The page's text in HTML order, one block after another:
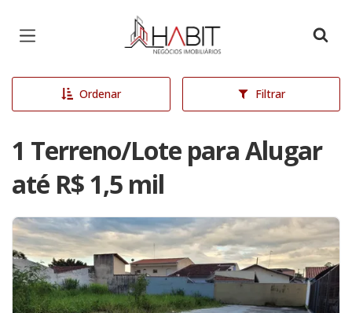
Página inicial
Ordenar Filtrar
1 Terreno/Lote para Alugar
até R$ 1,5 mil